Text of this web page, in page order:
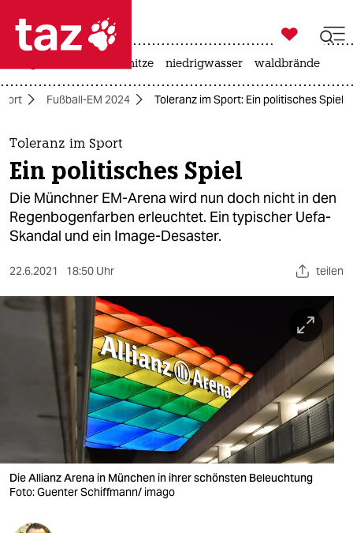
 taz zahl ich
taz zahl ich
themen
politik
öko
sport
wahrheit
verlag
verlag
veranstaltungen

taz zahl ich
hitze niedrigwasser waldbrände
Fußball-EM 2024 Toleranz im Sport: Ein politisches Spiel
Toleranz im Sport
Ein politisches Spiel
Die Münchner EM-Arena wird nun doch nicht in den
Regenbogenfarben erleuchtet. Ein typischer Uefa-
Skandal und ein Image-Desaster.
22.6.2021 18:50 Uhr teilen
Die Allianz Arena in München in ihrer schönsten Beleuchtung
Foto: Guenter Schiffmann/ imago